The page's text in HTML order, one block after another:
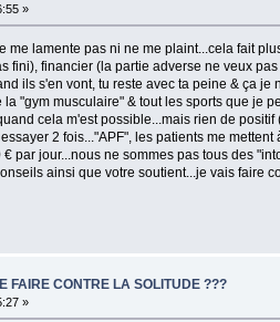
»
me lamente pas ni ne me plaint...cela fait
fini), financier (la partie adverse ne veux
ils s'en vont, tu reste avec ta peine & ça je
la "gym musculaire" & tout les sports que je
cela m'est possible...mais rien de
2 fois..."APF", les patients me
par jour...nous ne sommes pas tous des
ainsi que votre soutient...je vais faire
FAIRE CONTRE LA SOLITUDE ???
»